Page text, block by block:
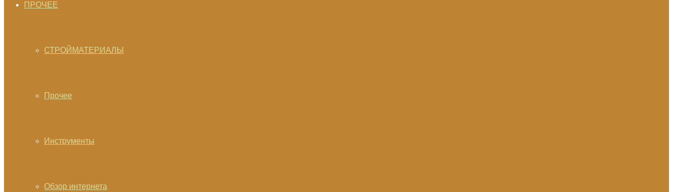
ПРОЧЕЕ
СТРОЙМАТЕРИАЛЫ
Прочее
Инструменты
Обзор интернета